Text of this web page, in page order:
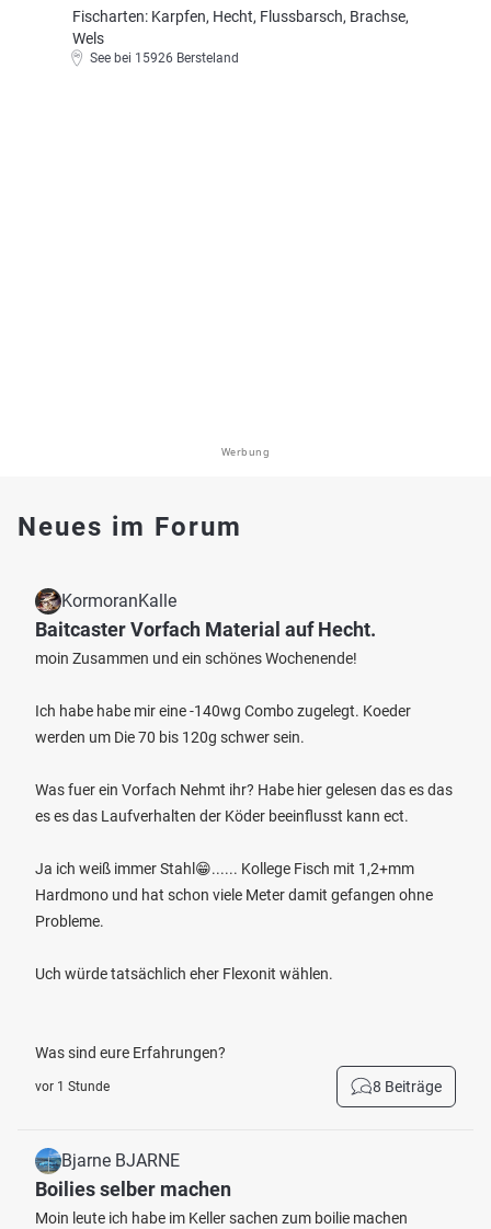
Fischarten: Karpfen, Hecht, Flussbarsch, Brachse,
Wels
See bei 15926 Bersteland
Werbung
Neues im Forum
KormoranKalle
Baitcaster Vorfach Material auf Hecht.
moin Zusammen und ein schönes Wochenende!
Ich habe habe mir eine -140wg Combo zugelegt. Koeder
werden um Die 70 bis 120g schwer sein.
Was fuer ein Vorfach Nehmt ihr? Habe hier gelesen das es das
es es das Laufverhalten der Köder beeinflusst kann ect.
Ja ich weiß immer Stahl😁...... Kollege Fisch mit 1,2+mm
Hardmono und hat schon viele Meter damit gefangen ohne
Probleme.
Uch würde tatsächlich eher Flexonit wählen.
Was sind eure Erfahrungen?
vor 1 Stunde 8 Beiträge
Bjarne BJARNE
Boilies selber machen
Moin leute ich habe im Keller sachen zum boilie machen